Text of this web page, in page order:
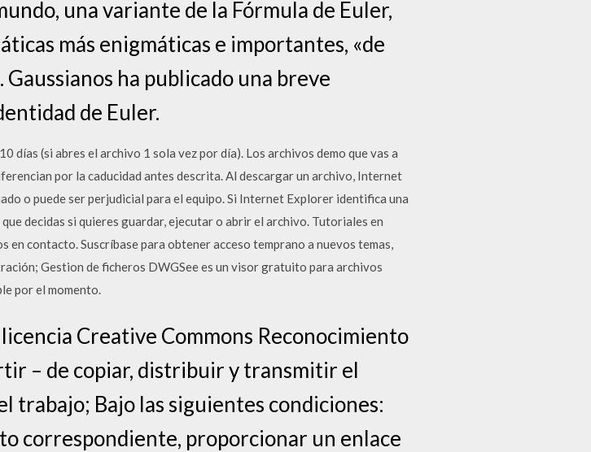
una variante de la Fórmula de Euler,
más enigmáticas e importantes, «de
ha publicado una breve
de Euler.
días (si abres el archivo 1 sola vez por día). Los archivos demo que vas a
por la caducidad antes descrita. Al descargar un archivo, Internet
o puede ser perjudicial para el equipo. Si Internet Explorer identifica una
decidas si quieres guardar, ejecutar o abrir el archivo. Tutoriales en
contacto. Suscríbase para obtener acceso temprano a nuevos temas,
Gestion de ficheros DWGSee es un visor gratuito para archivos
por el momento.
Creative Commons Reconocimiento
– de copiar, distribuir y transmitir el
trabajo; Bajo las siguientes condiciones:
correspondiente, proporcionar un enlace